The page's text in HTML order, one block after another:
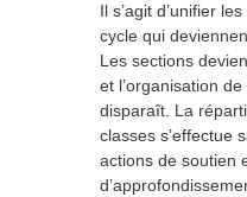
Il s’agit d’unifier
cycle qui
Les sections
et l’organisation
disparaît. La
classes s’effectue
actions de soutien